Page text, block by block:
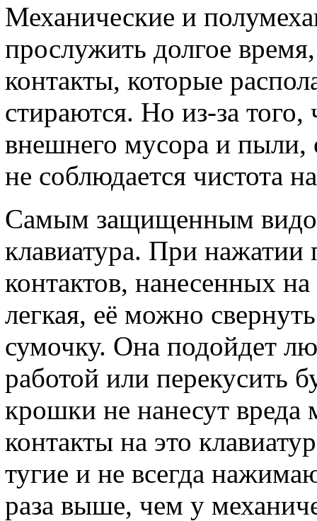
Механические и
прослужить долгое
контакты, которые
стираются. Но из-за
внешнего мусора и пыли,
не соблюдается чистота
Самым защищенным
клавиатура. При нажатии
контактов, нанесенных
легкая, её можно
сумочку. Она подойдет
работой или перекусить
крошки не нанесут
контакты на это
тугие и не всегда
раза выше, чем у